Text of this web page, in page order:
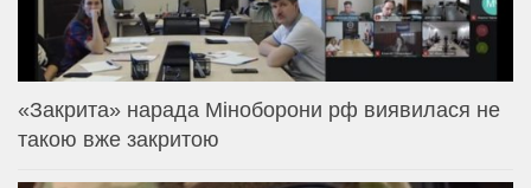
«Закрита» нарада Міноборони рф виявилася не
такою вже закритою